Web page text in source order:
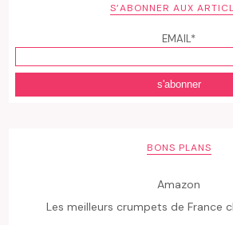
S’ABONNER AUX
EMAIL*
BONS PLANS
Amazon
Les meilleurs crumpets de France